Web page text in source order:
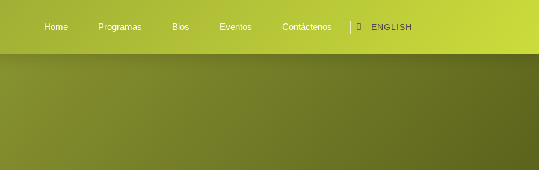
Home Programas Bios Eventos Contáctenos ENGLISH